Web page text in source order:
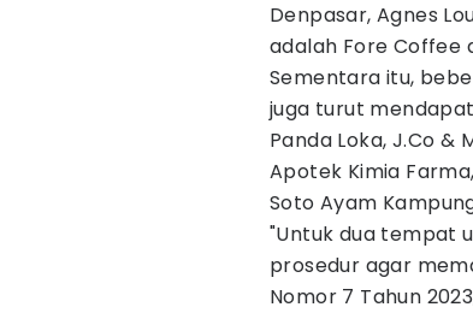
Denpasar, Agnes
adalah Fore Coffee
Sementara itu,
juga turut
Panda Loka, J.Co &
Apotek Kimia
Soto Ayam
"Untuk dua tempat
prosedur agar
Nomor 7 Tahun